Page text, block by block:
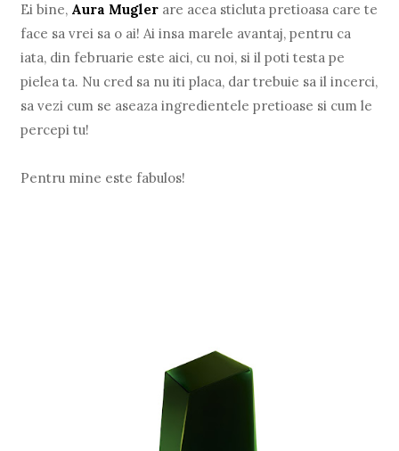
Ei bine, Aura Mugler are acea sticluta pretioasa care te
face sa vrei sa o ai! Ai insa marele avantaj, pentru ca
iata, din februarie este aici, cu noi, si il poti testa pe
pielea ta. Nu cred sa nu iti placa, dar trebuie sa il incerci,
sa vezi cum se aseaza ingredientele pretioase si cum le
percepi tu!
Pentru mine este fabulos!